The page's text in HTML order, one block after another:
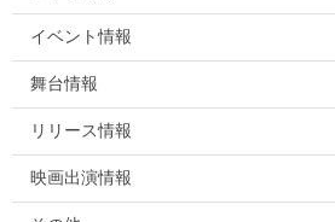
イベント情報
舞台情報
リリース情報
映画出演情報